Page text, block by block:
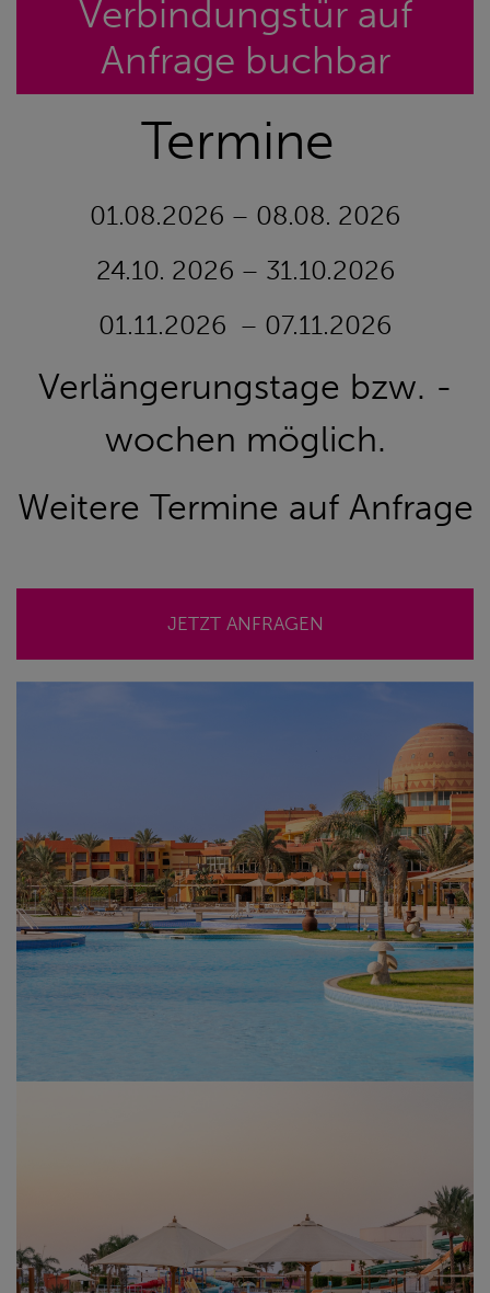
Verbindungstür auf
Anfrage buchbar
Termine
01.08.2026 – 08.08. 2026
24.10. 2026 – 31.10.2026
01.11.2026 – 07.11.2026
Verlängerungstage bzw. -
wochen möglich.
Weitere Termine auf Anfrage
JETZT ANFRAGEN